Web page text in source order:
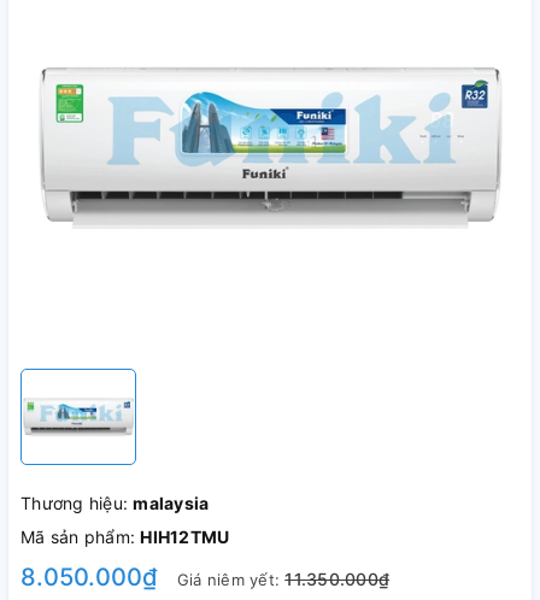
Thương hiệu:malaysia
Mã sản phẩm:HIH12TMU
8.050.000₫ Giá niêm yết:11.350.000₫